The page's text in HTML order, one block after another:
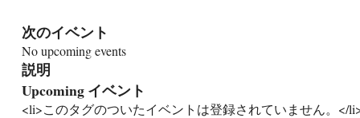
次のイベント
No upcoming events
説明
Upcoming イベント
<li>このタグのついたイベントは登録されていません。</